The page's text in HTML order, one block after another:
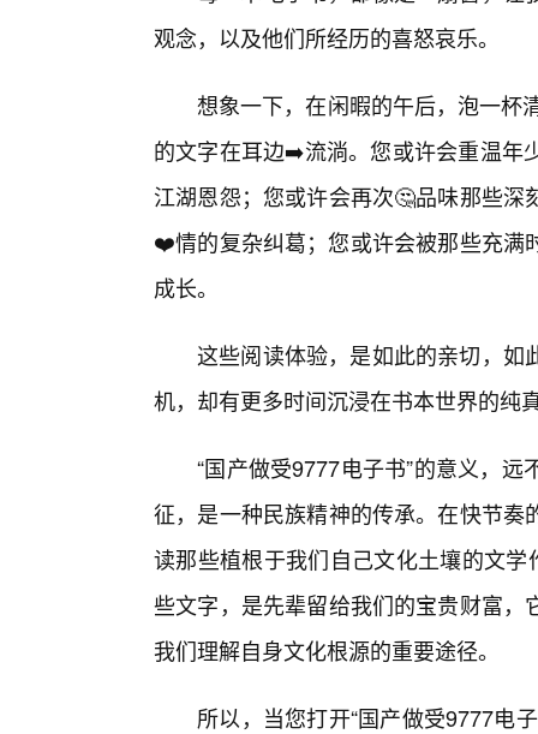
观念，以及他们所经历的喜怒哀乐。
想象一下，在闲暇的午后，泡一杯
的文字在耳边➡️流淌。您或许会重温年
江湖恩怨；您或许会再次🤔品味那些
❤️情的复杂纠葛；您或许会被那些充满
成长。
这些阅读体验，是如此的亲切，如
机，却有更多时间沉浸在书本世界的纯
“国产做受9777电子书”的意义，
征，是一种民族精神的传承。在快节
读那些植根于我们自己文化土壤的文
些文字，是先辈留给我们的宝贵财富
我们理解自身文化根源的重要途径。
所以，当您打开“国产做受9777电